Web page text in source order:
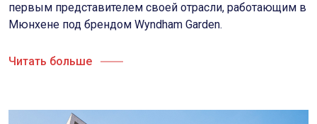
первым представителем своей отрасли, работающим в
Мюнхене под брендом Wyndham Garden.
Читать больше